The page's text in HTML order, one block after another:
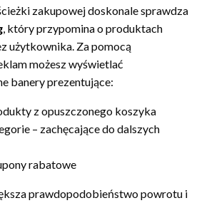
zakupowej doskonale sprawdza
, który przypomina o produktach
użytkownika. Za pomocą
możesz wyświetlać
banery prezentujące:
z opuszczonego koszyka
– zachęcające do dalszych
rabatowe
prawdopodobieństwo powrotu i